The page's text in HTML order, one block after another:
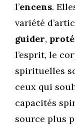
l’encens.
variété
guider,
l’esprit, le
spirituelles
ceux qui
capacités
source plus